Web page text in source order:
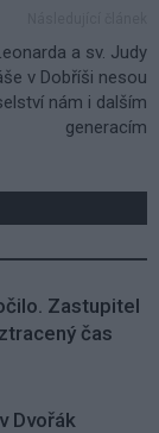
a sv. Judy
v Dobříši nesou
nám i dalším
generacím
Zastupitel
čas
Dvořák